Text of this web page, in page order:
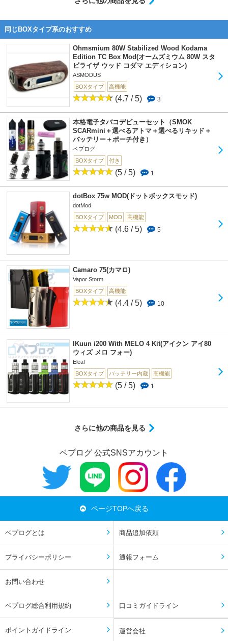
同じBOXタイプ系のおすすめ
Ohmsmium 80W Stabilized Wood Kodama
Edition TC Box Mod(オームズミウム 80W スタ
ビライザ ウッド コダマ エディション)
ASMODUS
BOXタイプ
高機能
(4.7 / 5) 3
本格電子タバコデビューセット（SMOK
SCARmini＋選べるアトマ＋選べるリキッド＋
バッテリー＋ポーチ付き）
ベプログ
BOXタイプ
付き
(5 / 5) 1
dotBox 75w MOD(ドットボックスモッド)
dotMod
BOXタイプ
MOD 高機能
(4.6 / 5) 5
Camaro 75(カマロ)
Vapor Storm
BOXタイプ
高機能
(4.4 / 5) 10
IKuun i200 With MELO 4 Kit(アイクン アイ80
ウィズ メロ フォー)
Eleaf
BOXタイプ
バッテリー内蔵 高機能
(5 / 5) 1
さらに他の商品を見る
ベプログ 公式SNSアカウント
ページTOPへ戻る
ベプログとは 商品追加依頼
プライバシーポリシー 通報フォーム
お問い合わせ
ベプログ総合利用規約 口コミガイドライン
ポイントガイドライン 運営会社